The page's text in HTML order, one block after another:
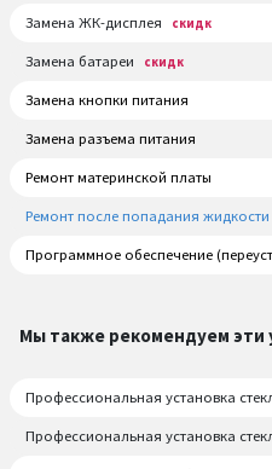
Замена ЖК-дисплея скидк
Замена батареи скидк
Замена кнопки питания
Замена разъема питания
Ремонт материнской платы
Ремонт после попадания жидкости
Программное обеспечение
Мы также рекомендуем эти
Профессиональная установка
Профессиональная установка